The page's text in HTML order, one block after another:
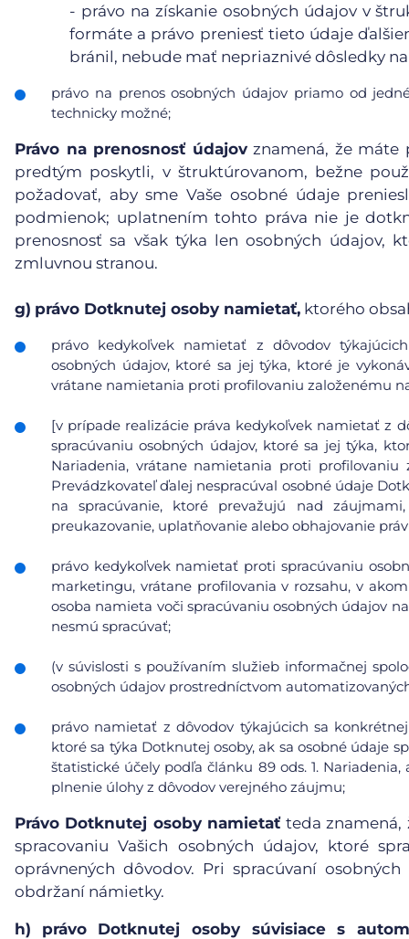
- právo na získanie osobných údajov v
formáte a právo preniesť tieto údaje
bránil, nebude mať nepriaznivé dôsledky
právo na prenos osobných údajov priamo od
technicky možné;
Právo na prenosnosť údajovznamená, že máte
predtým poskytli, v štruktúrovanom, bežne
požadovať, aby sme Vaše osobné údaje
podmienok; uplatnením tohto práva nie je
prenosnosť sa však týka len osobných údajov,
zmluvnou stranou.
g) právo Dotknutej osoby namietať, ktorého
právo kedykoľvek namietať z dôvodov
osobných údajov, ktoré sa jej týka, ktoré je
vrátane namietania proti profilovaniu založenému
[v prípade realizácie práva kedykoľvek namietať z
spracúvaniu osobných údajov, ktoré sa jej týka,
Nariadenia, vrátane namietania proti
Prevádzkovateľ ďalej nespracúval osobné údaje
na spracúvanie, ktoré prevažujú nad
preukazovanie, uplatňovanie alebo obhajovanie
právo kedykoľvek namietať proti spracúvaniu
marketingu, vrátane profilovania v rozsahu, v
osoba namieta voči spracúvaniu osobných údajov
nesmú spracúvať;
(v súvislosti s používaním služieb informačnej
osobných údajov prostredníctvom
právo namietať z dôvodov týkajúcich sa
ktoré sa týka Dotknutej osoby, ak sa osobné údaje
štatistické účely podľa článku 89 ods. 1.
plnenie úlohy z dôvodov verejného záujmu;
Právo Dotknutej osoby namietaťteda znamená,
spracovaniu Vašich osobných údajov, ktoré
oprávnených dôvodov. Pri spracúvaní
obdržaní námietky.
h)
právo Dotknutej osoby súvisiace s